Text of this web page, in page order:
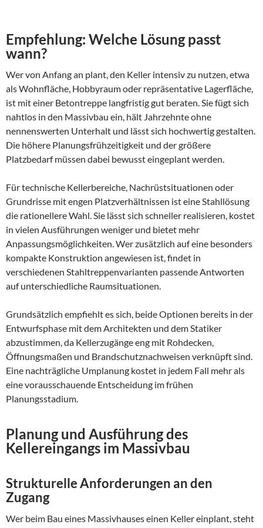
Empfehlung: Welche Lösung passt
wann?
Wer von Anfang an plant, den Keller intensiv zu nutzen, etwa
als Wohnfläche, Hobbyraum oder repräsentative Lagerfläche,
ist mit einer Betontreppe langfristig gut beraten. Sie fügt sich
nahtlos in den Massivbau ein, hält Jahrzehnte ohne
nennenswerten Unterhalt und lässt sich hochwertig gestalten.
Die höhere Planungsfrühzeitigkeit und der größere
Platzbedarf müssen dabei bewusst eingeplant werden.
Für technische Kellerbereiche, Nachrüstsituationen oder
Grundrisse mit engen Platzverhältnissen ist eine Stahllösung
die rationellere Wahl. Sie lässt sich schneller realisieren, kostet
in vielen Ausführungen weniger und bietet mehr
Anpassungsmöglichkeiten. Wer zusätzlich auf eine besonders
kompakte Konstruktion angewiesen ist, findet in
verschiedenen Stahltreppenvarianten passende Antworten
auf unterschiedliche Raumsituationen.
Grundsätzlich empfiehlt es sich, beide Optionen bereits in der
Entwurfsphase mit dem Architekten und dem Statiker
abzustimmen, da Kellerzugänge eng mit Rohdecken,
Öffnungsmaßen und Brandschutznachweisen verknüpft sind.
Eine nachträgliche Umplanung kostet in jedem Fall mehr als
eine vorausschauende Entscheidung im frühen
Planungsstadium.
Planung und Ausführung des
Kellereingangs im Massivbau
Strukturelle Anforderungen an den
Zugang
Wer beim Bau eines Massivhauses einen Keller einplant, steht